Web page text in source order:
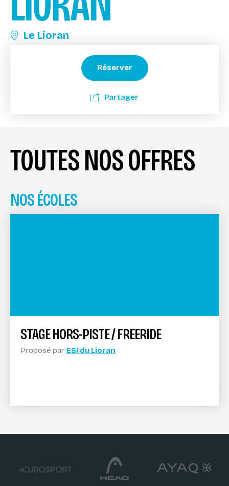
Le Lioran
Réserver
Partager
TOUTES NOS OFFRES
NOS ÉCOLES
STAGE HORS-PISTE / FREERIDE
Proposé par ESI du Lioran